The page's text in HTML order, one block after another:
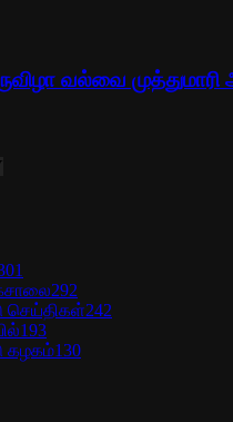
வல்வை
292
செய்திகள்242
193
கழகம்130